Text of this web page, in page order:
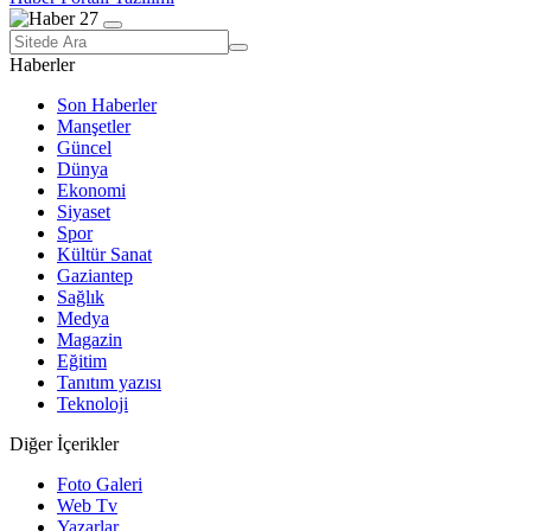
Haberler
Son Haberler
Manşetler
Güncel
Dünya
Ekonomi
Siyaset
Spor
Kültür Sanat
Gaziantep
Sağlık
Medya
Magazin
Eğitim
Tanıtım yazısı
Teknoloji
Diğer İçerikler
Foto Galeri
Web Tv
Yazarlar